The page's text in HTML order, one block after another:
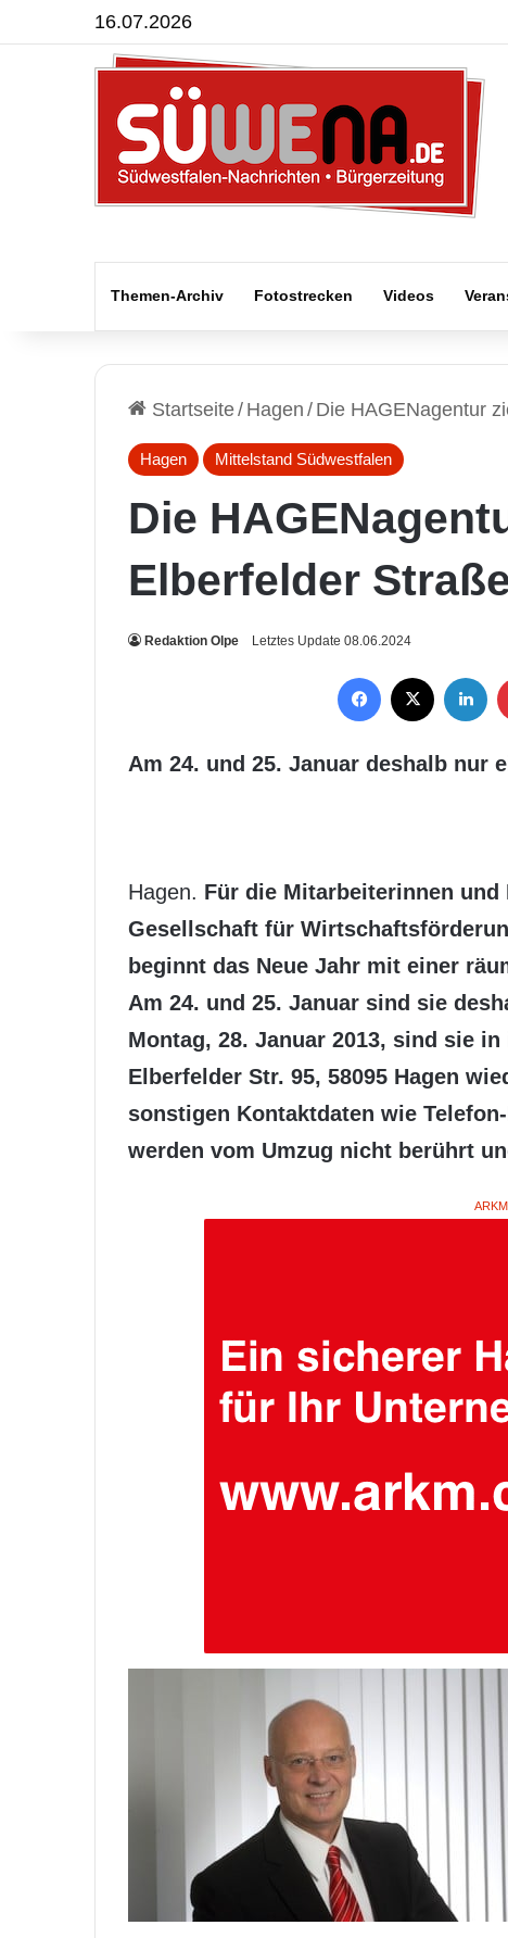
16.07.2026
Themen-Archiv Fotostrecken Videos
Startseite/ Hagen / Die HAGENagentur
Hagen Mittelstand Südwestfalen
Die
Elberfelder
Redaktion Olpe Letztes Update 08.06.2024
Am 24. und 25. Januar deshalb nur
Hagen. Für die Mitarbeiterinnen und
Gesellschaft für
beginnt das Neue Jahr mit einer
Am 24. und 25. Januar sind sie
Montag, 28. Januar 2013, sind sie
Elberfelder Str. 95, 58095 Hagen
sonstigen Kontaktdaten wie
werden vom Umzug nicht berührt